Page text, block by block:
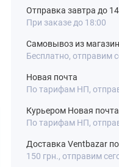
Отправка завтра до
При заказе до 18:00
Самовывоз из
Бесплатно, отправим
Новая почта
По тарифам НП,
Курьером Новая почта
По тарифам НП,
Доставка Ventbazar
150 грн., отправим